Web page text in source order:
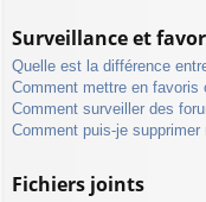
Surveillance et
Quelle est la différence
Comment mettre en
Comment surveiller des
Comment puis-je
Fichiers joints